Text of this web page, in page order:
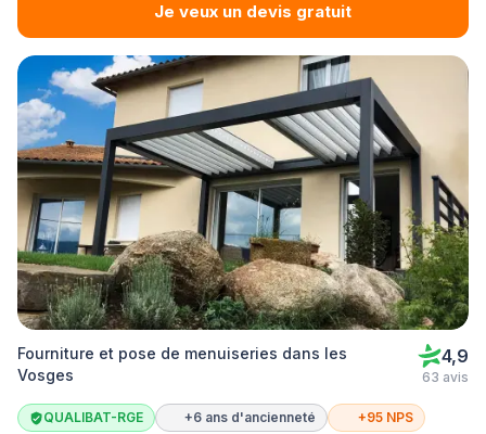
Je veux un devis gratuit
Fourniture et pose de menuiseries dans les
Vosges
4,9
63 avis
QUALIBAT-RGE +6 ans d'ancienneté +95 NPS